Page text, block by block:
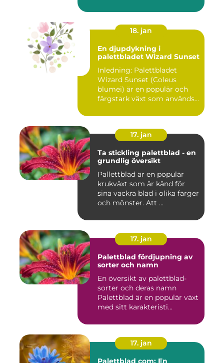
18. jan
En djupdykning i
palettbladet Wizard Sunset
Inledning: Palettbladet
Wizard Sunset (Coleus
blumei) är en populär och
färgstark växt som används
17. jan
Ta stickling palettblad - en
grundlig översikt
Pallettblad är en populär
krukväxt som är känd för
sina vackra blad i olika färger
och mönster. Att ...
17. jan
Palettblad fördjupning av
sorter och namn
En översikt av palettblad-
sorter och deras namn
Palettblad är en populär växt
med sitt karakteristi...
17. jan
Palettblad com: En